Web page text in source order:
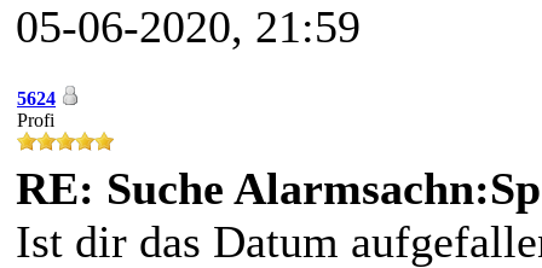
05-06-2020, 21:59
5624
Profi
RE: Suche
Ist dir das Datum